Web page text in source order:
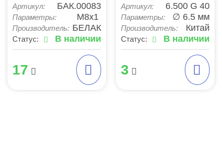
Артикул: БАК.00083
Параметры: М8х1
Производитель: БЕЛАК
Статус: В наличии
17
Артикул: 6.500 G 40
Параметры: ∅ 6.5 мм
Производитель: Китай
Статус: В наличии
3